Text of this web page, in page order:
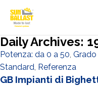
Daily Archives:
Potenza: da 0 a 50, Grado
Standard, Referenza
GB Impianti di